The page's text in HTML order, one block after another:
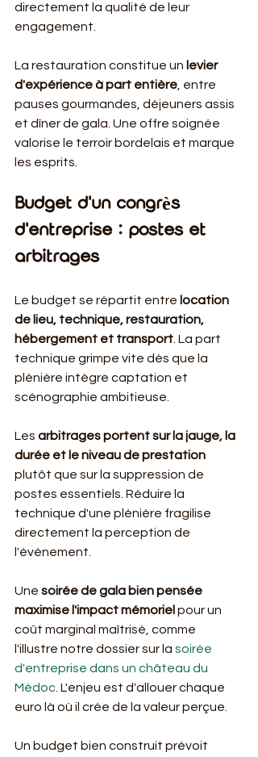
directement la qualité de leur
engagement.
La restauration constitue un levier
d'expérience à part entière, entre
pauses gourmandes, déjeuners assis
et dîner de gala. Une offre soignée
valorise le terroir bordelais et marque
les esprits.
Budget d'un congrès
d'entreprise : postes et
arbitrages
Le budget se répartit entre location
de lieu, technique, restauration,
hébergement et transport. La part
technique grimpe vite dès que la
plénière intègre captation et
scénographie ambitieuse.
Les arbitrages portent sur la jauge, la
durée et le niveau de prestation
plutôt que sur la suppression de
postes essentiels. Réduire la
technique d'une plénière fragilise
directement la perception de
l'événement.
Une soirée de gala bien pensée
maximise l'impact mémoriel pour un
coût marginal maîtrisé, comme
l'illustre notre dossier sur la soirée
d'entreprise dans un château du
Médoc. L'enjeu est d'allouer chaque
euro là où il crée de la valeur perçue.
Un budget bien construit prévoit